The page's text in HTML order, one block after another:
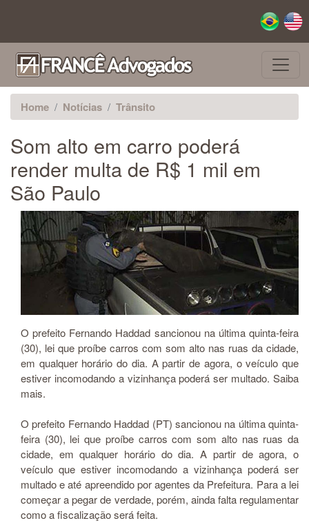
Home Notícias Trânsito
Som alto em carro poderá
render multa de R$ 1 mil em
São Paulo
O prefeito Fernando Haddad sancionou na última quinta-feira
(30), lei que proíbe carros com som alto nas ruas da cidade,
em qualquer horário do dia. A partir de agora, o veículo que
estiver incomodando a vizinhança poderá ser multado. Saiba
mais.
O prefeito Fernando Haddad (PT) sancionou na última quinta-
feira (30), lei que proíbe carros com som alto nas ruas da
cidade, em qualquer horário do dia. A partir de agora, o
veículo que estiver incomodando a vizinhança poderá ser
multado e até apreendido por agentes da Prefeitura. Para a lei
começar a pegar de verdade, porém, ainda falta regulamentar
como a fiscalização será feita.